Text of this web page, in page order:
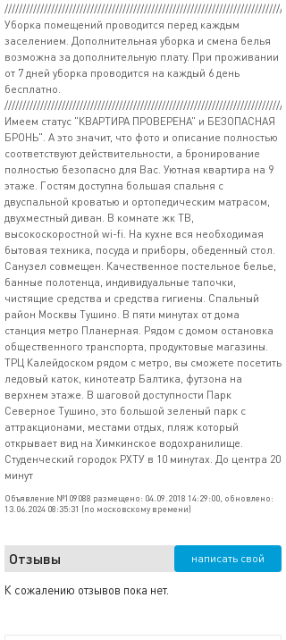
Уборка помещений проводится перед каждым
заселением. Дополнительная уборка и смена белья
возможна за дополнительную плату. При проживании
от 7 дней уборка проводится на каждый 6 день
бесплатно.
Имеем статус "КВАРТИРА ПРОВЕРЕНА" и БЕЗОПАСНАЯ
БРОНЬ". А это значит, что фото и описание полностью
соответствуют действительности, а бронирование
полностью безопасно для Вас. Уютная квартира на 9
этаже. Гостям доступна большая спальня с
двуспальной кроватью и ортопедическим матрасом,
двухместный диван. В комнате жк ТВ,
высокоскоростной wi-fi. На кухне вся необходимая
бытовая техника, посуда и приборы, обеденный стол.
Санузел совмещен. Качественное постельное белье,
банные полотенца, индивидуальные тапочки,
чистящие средства и средства гигиены. Спальный
район Москвы Тушино. В пяти минутах от дома
станция метро Планерная. Рядом с домом остановка
общественного транспорта, продуктовые магазины.
ТРЦ Калейдоском рядом с метро, вы сможете посетить
ледовый каток, кинотеатр Балтика, футзона на
верхнем этаже. В шаговой доступности Парк
Северное Тушино, это большой зеленый парк с
аттракционами, местами отдых, пляж который
открывает вид на Химкинское водохранилище.
Студенческий городок РХТУ в 10 минутах. До центра 20
минут
Объявление №109088 размещено: 04.09.2018 14:29:00, обновлено:
13.06.2024 08:35:31 (по московскому времени)
Отзывы написать свой
К сожалению отзывов пока нет.